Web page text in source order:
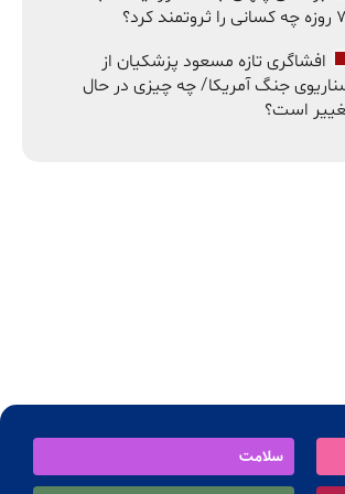
کرد؟
افشاگری تازه مسعود پزشکیان از
جنگ آمریکا/ چه چیزی در حال
است؟
سلامت